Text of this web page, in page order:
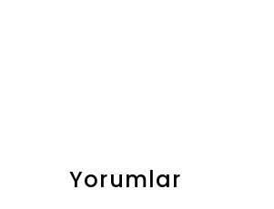
Yorumlar